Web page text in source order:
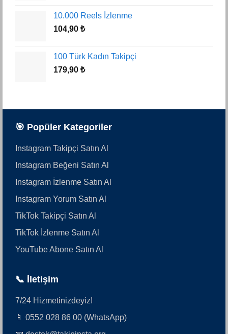
10.000 Reels İzlenme
104,90 ₺
100 Türk Kadın Takipçi
179,90 ₺
🎯 Popüler Kategoriler
Instagram Takipçi Satın Al
Instagram Beğeni Satın Al
Instagram İzlenme Satın Al
Instagram Yorum Satın Al
TikTok Takipçi Satın Al
TikTok İzlenme Satın Al
YouTube Abone Satın Al
📞 İletişim
7/24 Hizmetinizdeyiz!
📱 0552 028 86 00 (WhatsApp)